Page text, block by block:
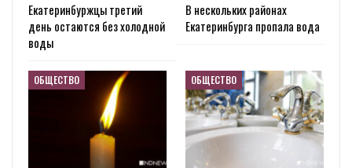
Екатеринбуржцы третий
день остаются без холодной
воды
В нескольких районах
Екатеринбурга пропала вода
ОБЩЕСТВО ОБЩЕСТВО